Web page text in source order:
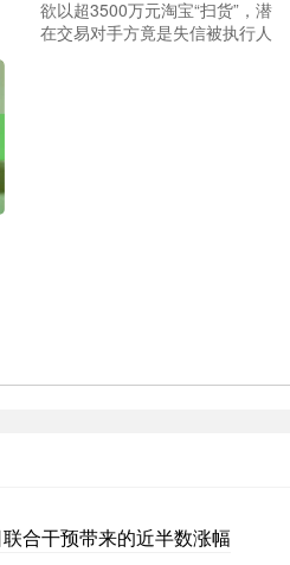
欲以超3500万元淘宝“扫货”，潜
在交易对手方竟是失信被执行人
合干预带来的近半数涨幅